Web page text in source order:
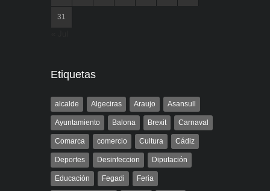
31
Etiquetas
alcalde Algeciras Araujo Asansull
Ayuntamiento Balona Brexit Carnaval
Comarca comercio Cultura Cádiz
Deportes Desinfeccion Diputación
Educación Fegadi Feria